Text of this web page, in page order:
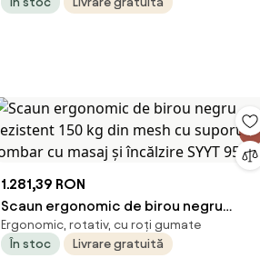
1.281,39 RON
Scaun ergonomic de birou negru
rezistent 150 kg din mesh cu suport
lombar cu masaj și încălzire SYYT 9521
Ergonomic, rotativ, cu roți gumate
În stoc
Livrare gratuită